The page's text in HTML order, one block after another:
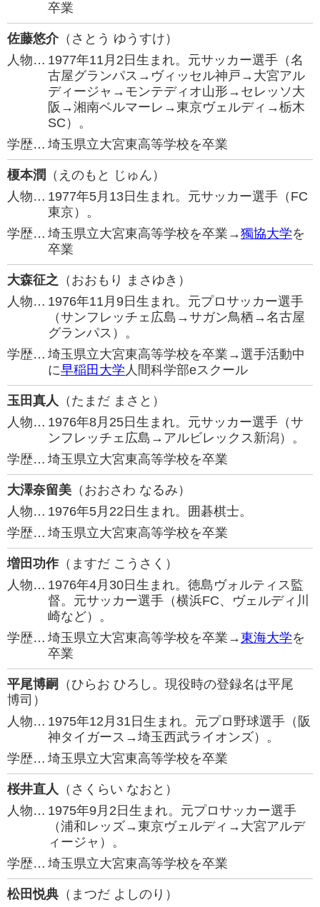
卒業
佐藤悠介（さとう ゆうすけ）
人物… 1977年11月2日生まれ。元サッカー選手（名
古屋グランパス→ヴィッセル神戸→大宮アル
ディージャ→モンテディオ山形→セレッソ大
阪→湘南ベルマーレ→東京ヴェルディ→栃木
SC）。
学歴… 埼玉県立大宮東高等学校を卒業
榎本潤 （えのもと じゅん）
人物… 1977年5月13日生まれ。元サッカー選手（FC
東京）。
学歴… 埼玉県立大宮東高等学校を卒業→獨協大学を
卒業
大森征之 （おおもり まさゆき）
人物… 1976年11月9日生まれ。元プロサッカー選手
（サンフレッチェ広島→サガン鳥栖→名古屋
グランパス）。
学歴… 埼玉県立大宮東高等学校を卒業→選手活動中
に早稲田大学 人間科学部eスクール
玉田真人 （たまだ まさと）
人物… 1976年8月25日生まれ。元サッカー選手（サ
ンフレッチェ広島→アルビレックス新潟）。
学歴… 埼玉県立大宮東高等学校を卒業
大澤奈留美 （おおさわ なるみ）
人物… 1976年5月22日生まれ。囲碁棋士。
学歴… 埼玉県立大宮東高等学校を卒業
増田功作（ますだ こうさく）
人物… 1976年4月30日生まれ。徳島ヴォルティス監
督。元サッカー選手（横浜FC、ヴェルディ川
崎など）。
学歴… 埼玉県立大宮東高等学校を卒業→東海大学を
卒業
平尾博嗣 （ひらお ひろし。現役時の登録名は平尾
博司）
人物… 1975年12月31日生まれ。元プロ野球選手（阪
神タイガース→埼玉西武ライオンズ）。
学歴… 埼玉県立大宮東高等学校を卒業
桜井直人 （さくらい なおと）
人物… 1975年9月2日生まれ。元プロサッカー選手
（浦和レッズ→東京ヴェルディ→大宮アルデ
ィージャ）。
学歴… 埼玉県立大宮東高等学校を卒業
松田悦典 （まつだ よしのり）